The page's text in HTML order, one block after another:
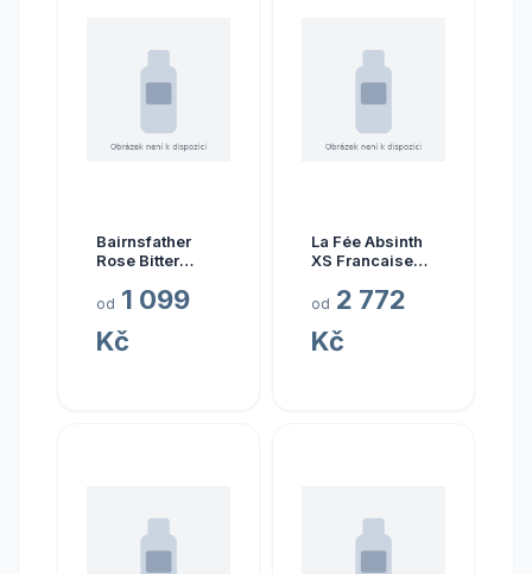
Bairnsfather
Rose Bitter
0,5L
od 1 099
Kč
La Fée Absinth
XS Francaise
lahev)
od 2 772
Kč